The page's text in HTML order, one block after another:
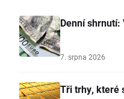
Denní shrnutí:
7. srpna 2026
Tři trhy, které